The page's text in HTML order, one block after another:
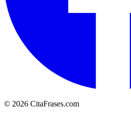
© 2026 CitaFrases.com